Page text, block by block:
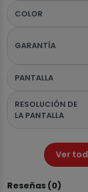
COLOR
GARANTÍA
PANTALLA
RESOLUCIÓN DE
LA PANTALLA
Ver
Reseñas (0)